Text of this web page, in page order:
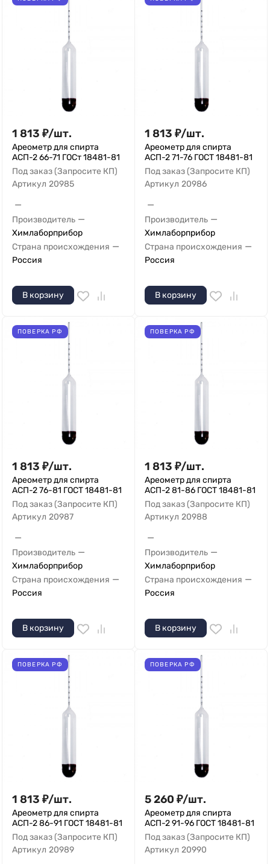
1 813 ₽/шт.
Ареометр для спирта
АСП-2 66-71 ГОСт 18481-81
Под заказ (Запросите КП)
Артикул 20985
—
Производитель —
Химлаборприбор
Страна происхождения —
Россия
В корзину
1 813 ₽/шт.
Ареометр для спирта
АСП-2 71-76 ГОСТ 18481-81
Под заказ (Запросите КП)
Артикул 20986
—
Производитель —
Химлаборприбор
Страна происхождения —
Россия
В корзину
ПОВЕРКА РФ
1 813 ₽/шт.
Ареометр для спирта
АСП-2 76-81 ГОСТ 18481-81
Под заказ (Запросите КП)
Артикул 20987
—
Производитель —
Химлаборприбор
Страна происхождения —
Россия
В корзину
ПОВЕРКА РФ
1 813 ₽/шт.
Ареометр для спирта
АСП-2 81-86 ГОСТ 18481-81
Под заказ (Запросите КП)
Артикул 20988
—
Производитель —
Химлаборприбор
Страна происхождения —
Россия
В корзину
ПОВЕРКА РФ
1 813 ₽/шт.
Ареометр для спирта
АСП-2 86-91 ГОСТ 18481-81
Под заказ (Запросите КП)
Артикул 20989
ПОВЕРКА РФ
5 260 ₽/шт.
Ареометр для спирта
АСП-2 91-96 ГОСТ 18481-81
Под заказ (Запросите КП)
Артикул 20990